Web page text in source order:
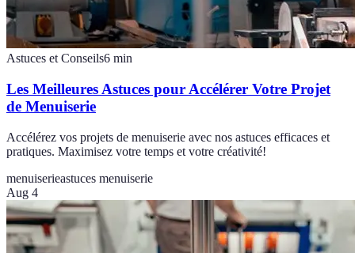
Astuces et Conseils6 min
Les Meilleures Astuces pour Accélérer Votre Projet
de Menuiserie
Accélérez vos projets de menuiserie avec nos astuces efficaces et
pratiques. Maximisez votre temps et votre créativité!
menuiserieastuces menuiserie
Aug 4